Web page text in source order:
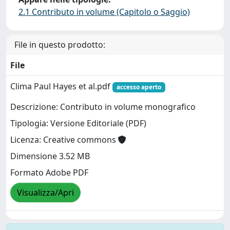
2.1 Contributo in volume (Capitolo o Saggio)
File in questo prodotto:
File
Clima Paul Hayes et al.pdf
accesso aperto
Descrizione: Contributo in volume monografico
Tipologia: Versione Editoriale (PDF)
Licenza: Creative commons
Dimensione 3.52 MB
Formato Adobe PDF
Visualizza/Apri